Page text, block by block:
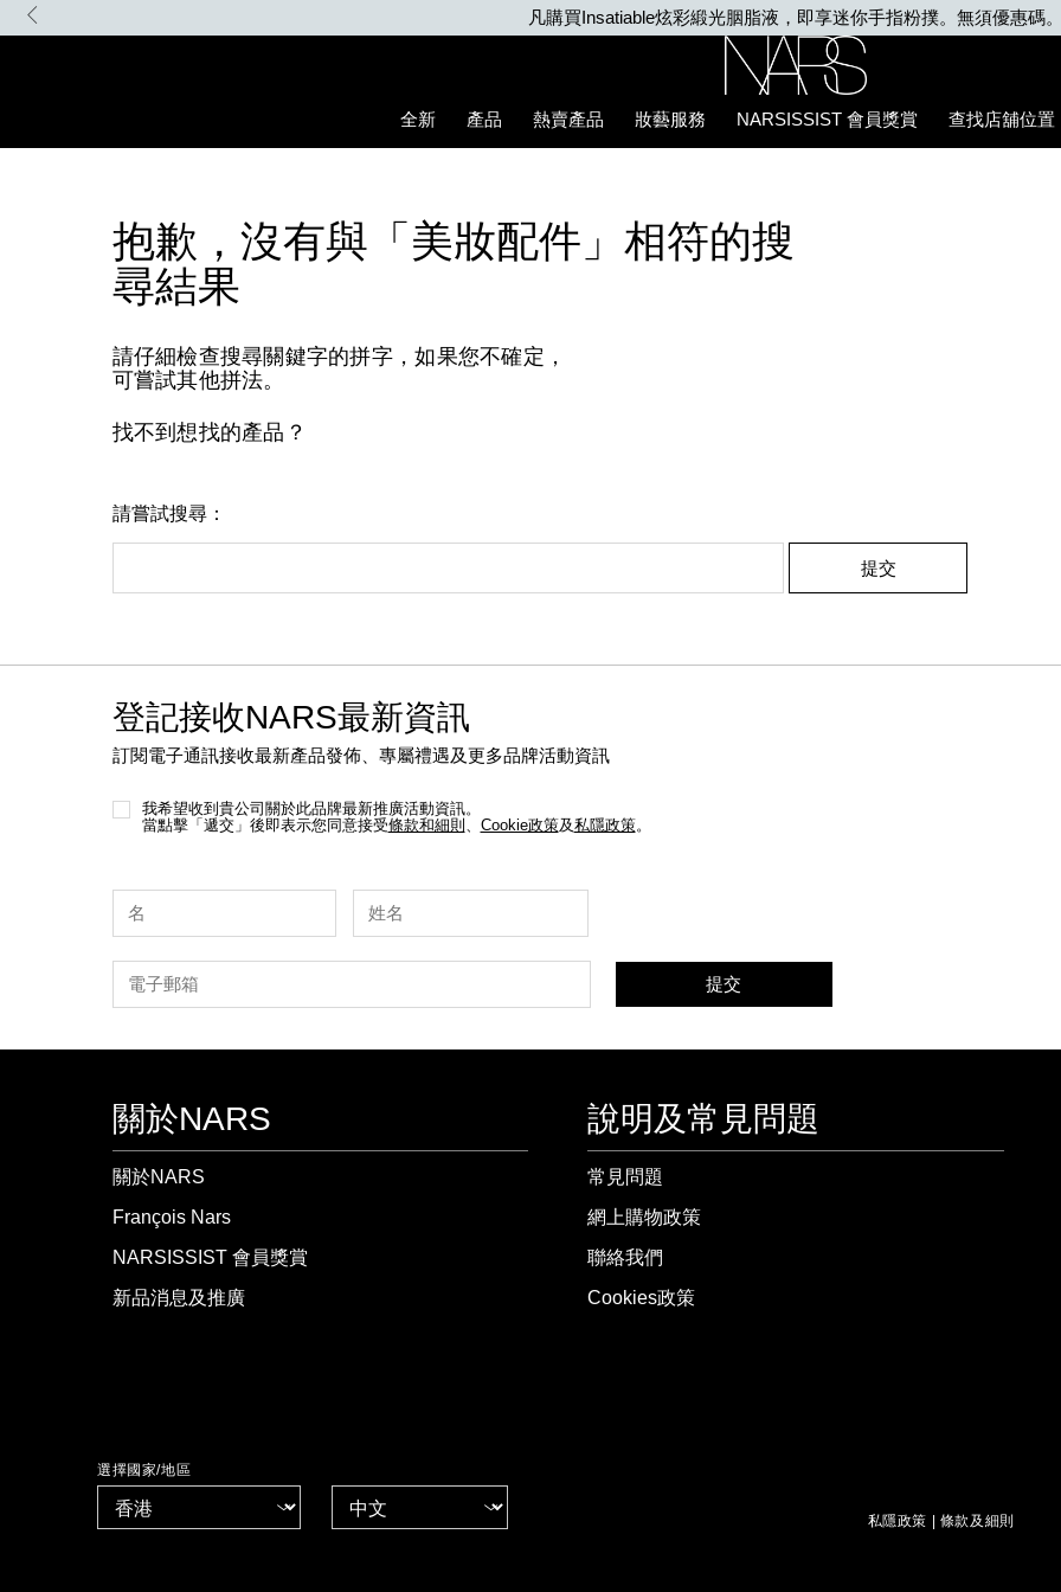
Skip
凡購買Insatiable炫彩緞光胭脂液，即享迷你手指粉撲。無須優惠碼
全新
產品 熱賣產品 妝藝服務 NARSISSIST 會員獎賞 查找店舖位置
抱歉，沒有與「美妝配件」相符的搜
尋結果
請仔細檢查搜尋關鍵字的拼字，如果您不確定，
可嘗試其他拼法。
找不到想找的產品？
請嘗試搜尋：
提交
登記接收NARS最新資訊
訂閱電子通訊接收最新產品發佈、專屬禮遇及更多品牌活動資訊
我希望收到貴公司關於此品牌最新推廣活動資訊。
當點擊「遞交」後即表示您同意接受條款和細則 、 Cookie政策及私隱政策。
提交
關於NARS
關於NARS
François Nars
NARSISSIST 會員獎賞
新品消息及推廣
說明及常見問題
常見問題
網上購物政策
聯絡我們
Cookies政策
選擇國家/地區
私隱政策 條款及細則